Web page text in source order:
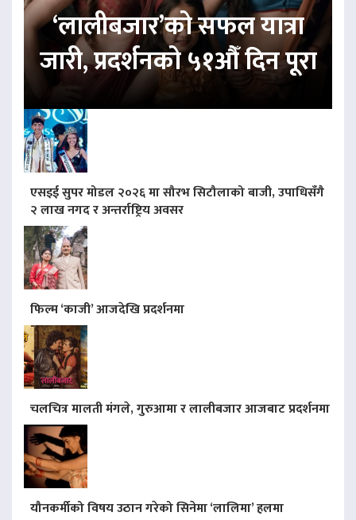
‘लालीबजार’को सफल यात्रा
जारी, प्रदर्शनको ५१औँ दिन पूरा
एसइई सुपर मोडल २०२६ मा सौरभ सिटौलाको बाजी, उपाधिसँगै
२ लाख नगद र अन्तर्राष्ट्रिय अवसर
फिल्म ‘काजी’ आजदेखि प्रदर्शनमा
चलचित्र मालती मंगले, गुरुआमा र लालीबजार आजबाट प्रदर्शनमा
यौनकर्मीको विषय उठान गरेको सिनेमा ‘लालिमा’ हलमा